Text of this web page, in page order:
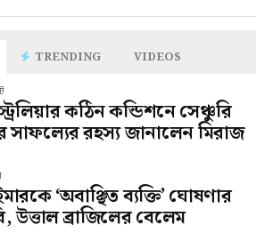
TRENDING VIDEOS
কঠিন কন্ডিশনে সেঞ্চুরি
সাফল্যের রহস্য জানালেন মিরাজ
‘অবাঞ্ছিত ব্যক্তি’ ঘোষণার
উত্তাল ব্রাজিলের বেলেম